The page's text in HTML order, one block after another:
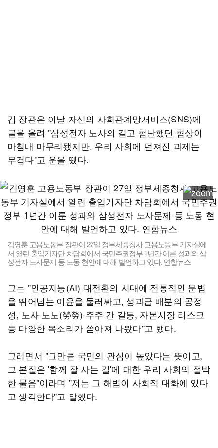
김 장관은 이날 자신의 사회관계망서비스(SNS)에
글을 올려 "삼성전자 노사의 길고 험난했던 협상이
마침내 마무리됐지만, 우리 사회에 던져진 과제는
무겁다"고 운을 뗐다.
김영훈 고용노동부 장관이 27일 정부세종청사 고용노동부 기자실에
서 열린 출입기자단 차담회에서 국민주권정부 1년간 이룬 성과와 삼
성전자 노사문제 등 노동 현안에 대해 발언하고 있다. 연합뉴스
그는 "인공지능(AI) 대전환의 시대에 전통적인 문법
을 뛰어넘는 이윤을 둘러싸고, 성과급 배분의 공정
성, 노사·노노(勞勞)·주주 간 갈등, 자본시장 리스크
등 다양한 목소리가 쏟아져 나왔다"고 했다.
그러면서 "그만큼 국민의 관심이 높았다는 뜻이고,
그 본질은 '함께 잘 사는 길'에 대한 우리 사회의 절박
한 물음"이라며 "저는 그 해법이 사회적 대화에 있다
고 생각한다"고 말했다.